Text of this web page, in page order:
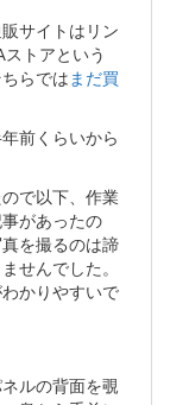
サイトはリン
トアという
らでは まだ買
前くらいから
で以下、作業
があったの
を撮るのは諦
せんでした。
かりやすいで
ルの背面を覗